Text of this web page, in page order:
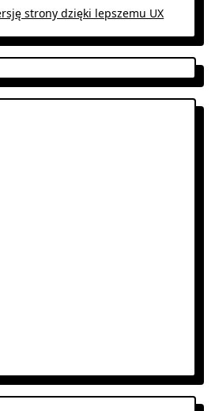
strony dzięki lepszemu UX